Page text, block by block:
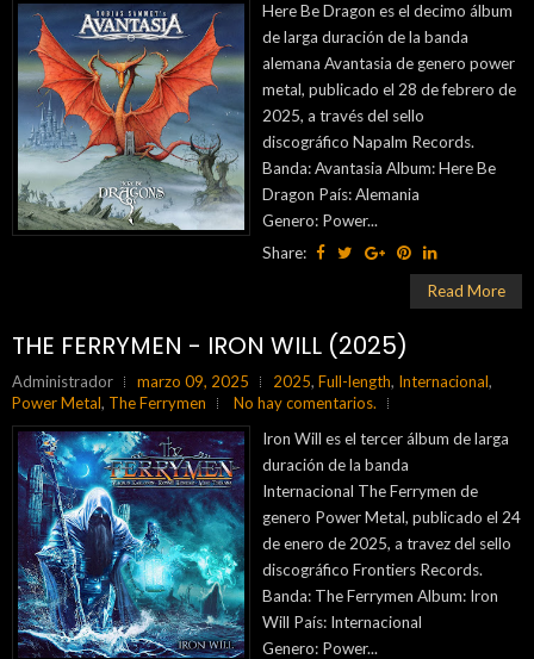
Here Be Dragon es el decimo álbum
de larga duración de la banda
alemana Avantasia de genero power
metal, publicado el 28 de febrero de
2025, a través del sello
discográfico Napalm Records.
Banda: Avantasia Album: Here Be
Dragon País: Alemania
Genero: Power...
Share:
Read More
THE FERRYMEN - IRON WILL (2025)
Administrador marzo 09, 2025 2025, Full-length, Internacional,
Power Metal, The Ferrymen
No hay comentarios.
Iron Will es el tercer álbum de larga
duración de la banda
Internacional The Ferrymen de
genero Power Metal, publicado el 24
de enero de 2025, a travez del sello
discográfico Frontiers Records.
Banda: The Ferrymen Album: Iron
Will País: Internacional
Genero: Power...